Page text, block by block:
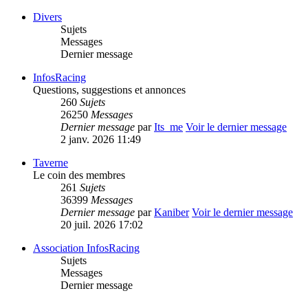
Divers
Sujets
Messages
Dernier message
InfosRacing
Questions, suggestions et annonces
260 Sujets
26250 Messages
Dernier message parIts_me Voir le dernier message
2 janv. 2026 11:49
Taverne
Le coin des membres
261 Sujets
36399 Messages
Dernier message parKaniber Voir le dernier message
20 juil. 2026 17:02
Association InfosRacing
Sujets
Messages
Dernier message